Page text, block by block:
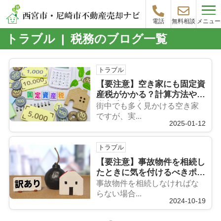
電話 無料相談 メニュー
トラブル | 税務のブログ一覧
トラブル
【要注意】空き家にも固定資
産税がかかる？計算方法や節
税方法を解説
街中でも多く見かける空き家
ですが、実...
2025-01-12
トラブル
【要注意】事故物件を相続し
たときに気を付けるべきポイ
ントをご紹介
事故物件を相続しなければな
らない場合...
2024-10-19